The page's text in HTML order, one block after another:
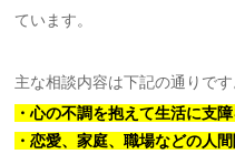
ています。
主な相談内容は下記の通りです
・心の不調を抱えて生活に支
・恋愛、家庭、職場などの人